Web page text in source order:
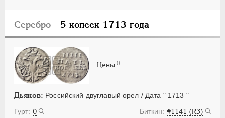
Серебро - 5 копеек 1713 года
Дьяков: Российский двуглавый орел / Дата " 1713 "
0
#1141 (R3)
Цены 0